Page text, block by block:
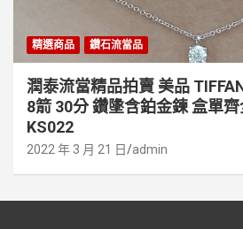
精選商品 鑽石流當品
潤泰流當精品拍賣 美品
8箭 30分 鑽墬含鉑金鍊 盒單
KS022
2022 年 3 月 21 日 admin